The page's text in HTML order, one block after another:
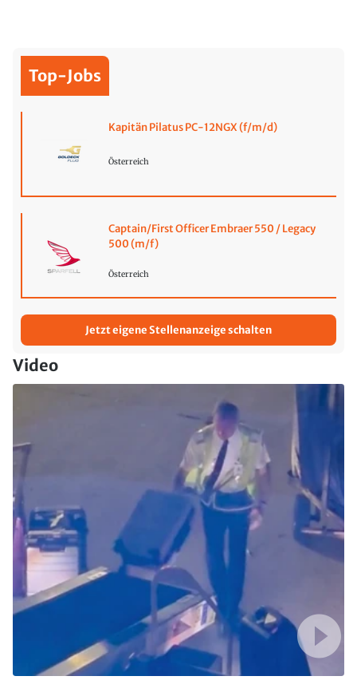
Top-Jobs
Kapitän Pilatus PC-12NGX (f/m/d)
Österreich
Captain/First Officer Embraer 550 / Legacy
500 (m/f)
Österreich
Jetzt eigene Stellenanzeige schalten
Video